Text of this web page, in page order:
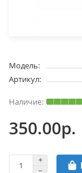
Модель:
Артикул:
350.00р.